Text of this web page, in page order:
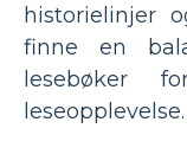
historielinjer
finne en
lesebøker
leseopplevelse.